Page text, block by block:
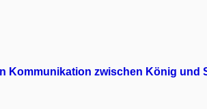
Kommunikation zwischen König und